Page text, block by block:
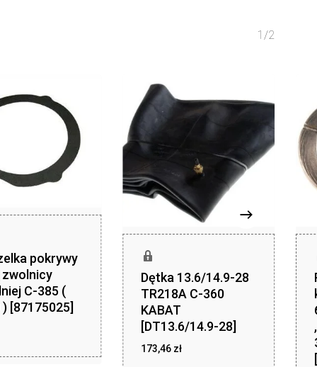
1/2
pokrywy
C-385 (
[87175025]
Dętka 13.6/14.9-28
TR218A C-360
KABAT
[DT13.6/14.9-28]
173,46 zł